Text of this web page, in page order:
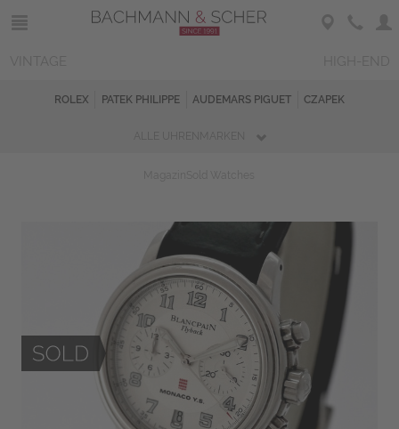
ROLEX PATEK PHILIPPE AUDEMARS PIGUET CZAPEK